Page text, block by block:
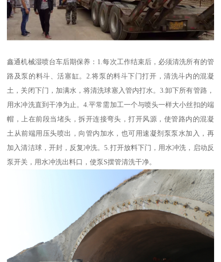
鑫通机械湿喷台车后期保养：1.每次工作结束后，必须清洗所有的管
路及泵的料斗、活塞缸。2.将泵的料斗下门打开，清洗斗内的混凝
土，关闭下门，加满水，将清洗球塞入管内打水。3.卸下所有管路，
用水冲洗直到干净为止。4.平常需加工一个与喷头一样大小丝扣的端
帽，上在前段当堵头，拆开连接弯头，打开风源，使管路内的混凝
土从前端用压头喷出，向管内加水，也可用速凝剂泵泵水加入，再
加入清洁球，开封，反复冲洗。5.打开放料下门，用水冲洗，启动反
泵开关，用水冲洗出料口，使泵S摆管清洗干净。